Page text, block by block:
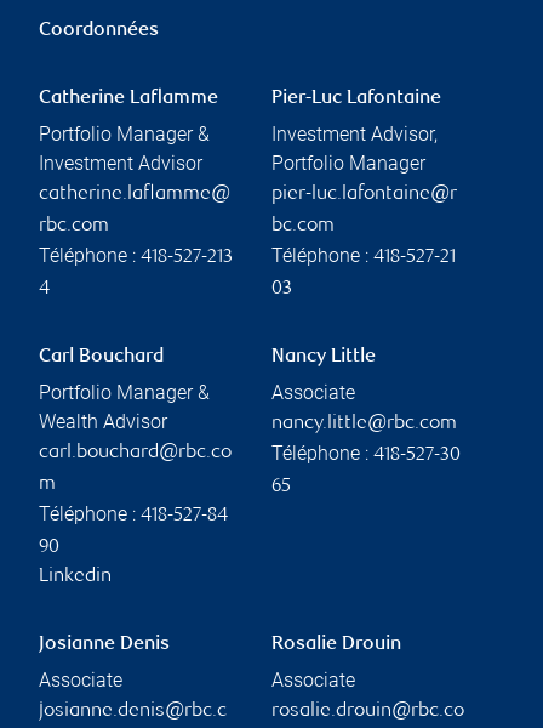
Coordonnées
Catherine Laflamme
Portfolio Manager &
Investment Advisor
catherine.laflamme@
rbc.com
Téléphone : 418-527-213
4
Pier-Luc Lafontaine
Investment Advisor,
Portfolio Manager
pier-luc.lafontaine@r
bc.com
Téléphone : 418-527-21
03
Carl Bouchard
Portfolio Manager &
Wealth Advisor
carl.bouchard@rbc.co
m
Téléphone : 418-527-84
90
Linkedin
Nancy Little
Associate
nancy.little@rbc.com
Téléphone : 418-527-30
65
Josianne Denis
Associate
josianne.denis@rbc.c
Rosalie Drouin
Associate
rosalie.drouin@rbc.co